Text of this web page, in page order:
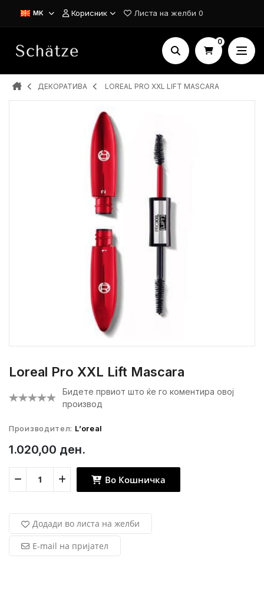
MK Корисник Листа на желби 0
0
ДЕКОРАТИВА LOREAL PRO XXL LIFT MASCARA
Loreal Pro XXL Lift Mascara
Бидете првиот што ќе го коментира овој
производ
Производител: L’oreal
1.020,00 ден.
Во Кошничка
Додади во листа на желби
E-mail на пријател